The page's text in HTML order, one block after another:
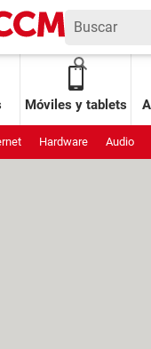
Móviles y tablets
Hardware Audio